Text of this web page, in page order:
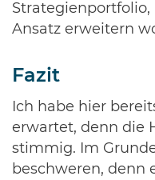
Ansatz erweitern
Fazit
Ich habe hier
erwartet, denn die
stimmig. Im
beschweren, denn